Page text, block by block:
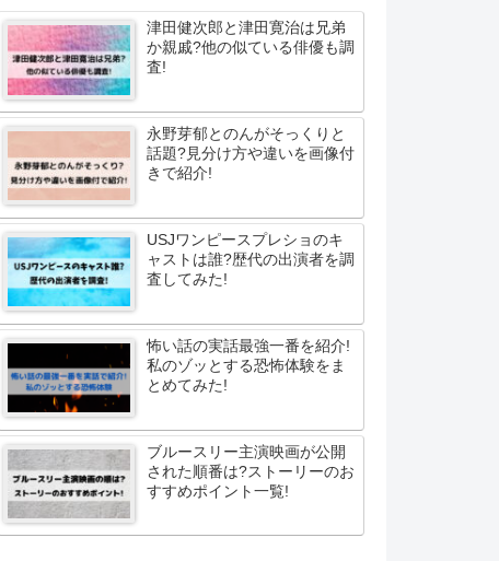
津田健次郎と津田寛治は兄弟
か親戚?他の似ている俳優も調
査!
永野芽郁とのんがそっくりと
話題?見分け方や違いを画像付
きで紹介!
USJワンピースプレショのキ
ャストは誰?歴代の出演者を調
査してみた!
怖い話の実話最強一番を紹介!
私のゾッとする恐怖体験をま
とめてみた!
ブルースリー主演映画が公開
された順番は?ストーリーのお
すすめポイント一覧!